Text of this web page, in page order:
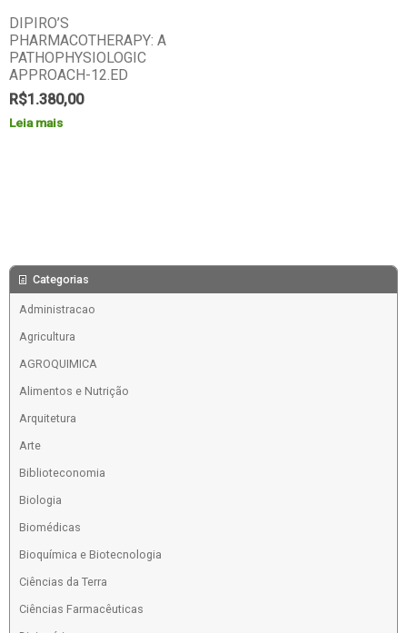
DIPIRO’S
PHARMACOTHERAPY: A
PATHOPHYSIOLOGIC
APPROACH-12.ED
R$1.380,00
Leia mais
Categorias
Administracao
Agricultura
AGROQUIMICA
Alimentos e Nutrição
Arquitetura
Arte
Biblioteconomia
Biologia
Biomédicas
Bioquímica e Biotecnologia
Ciências da Terra
Ciências Farmacêuticas